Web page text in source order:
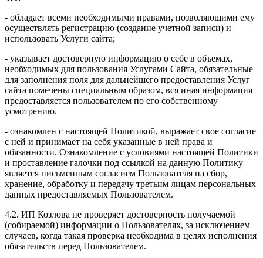
- обладает всеми необходимыми правами, позволяющими ему
осуществлять регистрацию (создание учетной записи) и
использовать Услуги сайта;
- указывает достоверную информацию о себе в объемах,
необходимых для пользования Услугами Сайта, обязательные
для заполнения поля для дальнейшего предоставления Услуг
сайта помечены специальным образом, вся иная информация
предоставляется пользователем по его собственному
усмотрению.
- ознакомлен с настоящей Политикой, выражает свое согласие
с ней и принимает на себя указанные в ней права и
обязанности. Ознакомление с условиями настоящей Политики
и проставление галочки под ссылкой на данную Политику
является письменным согласием Пользователя на сбор,
хранение, обработку и передачу третьим лицам персональных
данных предоставляемых Пользователем.
4.2. ИП Козлова не проверяет достоверность получаемой
(собираемой) информации о Пользователях, за исключением
случаев, когда такая проверка необходима в целях исполнения
обязательств перед Пользователем.